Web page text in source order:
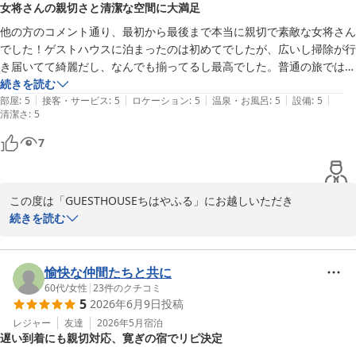
2026-04-14
駅からの距離についてのご意見もありがとうございます。
特に暑い時期のお子様とのご移動は大変だったかと思います。
いただいたご感想は、今後ご利用いただくお客さまへのご案内の参
考に
させていただきます。
お部屋や設備、清潔さなど、励みになるたくさんのお褒めのお言葉
をいただき、とても嬉しく拝読させていただきました。
こちらの方こそご滞在中、快適にお過ごしいただけて
夏休みの思い出作りのお手伝いが少しでもできておりましたら何よ
改めてまして、この度のご利用誠にありがとうございました。
末筆になりましたが、早朝のご出発にもかかわらず、お部屋を大変
綺麗にお使いくださりありがとうございました。(__)
「GUESTHOUSEちはやふる」東田
女将さんの親切さと清潔な空間に大満足
他の方のコメント通り、最初から最後まで本当に親切で素敵な女将さん
でした！ゲストハウスに泊まったのは初めてでしたが、広いし掃除が行
き届いてて綺麗だし、なんでも揃ってるし最高でした。普通の旅ではな
く、入試で行ったので、そう思ったのかもしれませんが…お食事などは
ついてないけど、旅行で行ってもまた泊まりたいな〜。一緒に行けなか
った家族にも見せてあげたいな〜と思いました。お世話になりました。
続きを読む
部屋: 5 | 接客・サービス: 5 | ロケーション: 5 | 温泉・お風呂: 5 | 設備: 5 |
清潔さ: 5
7
この度は「GUESTHOUSEちはやふる」にお越しいただき
また、心温まるご感想をお寄せいただきありがとうございます。
初めてのGUESTHOUSEとして当宿をお選びいただき、また「最
高」でしたとの
お言葉を頂戴し、嬉しい限りです。
入試という大切な機会でのご滞在が、少しでも安心してお過ごしい
ただける時間となっていましたら何よりです。
続きを読む
愉快な仲間たちと共に
60代/女性 |23件のクチコミ
5 2026年6月9日投稿
レジャー 友達 2026年5月宿泊
遅い到着にも親切対応、寛ぎの宿でリピ決定